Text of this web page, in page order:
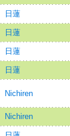
日蓮
日蓮
日蓮
日蓮
Nichiren
Nichiren